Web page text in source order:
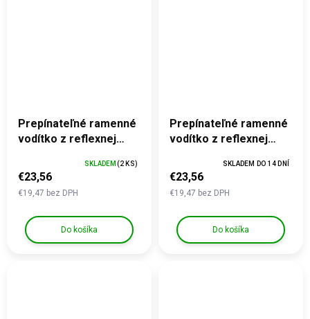
Prepínateľné ramenné
vodítko z reflexnej
moxonovou slučkou,
zelené
€19,47 bez DPH
€23,56
SKLADEM (2 KS)
Do košíka
Prepínateľné ramenné
vodítko z reflexnej
karabínou, oranžové
€19,47 bez DPH
€23,56
SKLADEM DO 14 DNÍ
Do košíka